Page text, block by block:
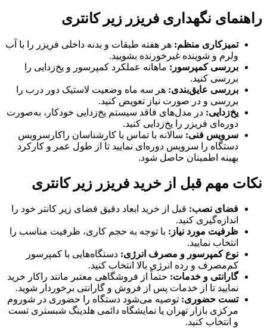
راهنمای نگهداری فریزر زیر کانتری
تمیزکاری منظم: هر هفته طبقات و بدنه داخلی فریزر را با آب
ولرم و شوینده غیرخورنده بشویید.
بررسی کمپرسور: ماهانه عملکرد کمپرسور و یخ‌زدایی را
بررسی کنید.
بررسی عایق‌بندی: هر سه ماه وضعیت لاستیک دور درب را
بررسی و در صورت نیاز تعویض کنید.
یخ‌زدایی: در مدل‌های فاقد سیستم یخ‌زدایی خودکار، به‌صورت
دوره‌ای فریزر را یخ‌زدایی کنید.
سرویس فنی: سالانه با تماس با کارشناسان راکارسرویس
دستگاه را سرویس دوره‌ای نمایید تا از طول عمر و کارکرد
بهینه اطمینان حاصل شود.
نکات مهم قبل از خرید فریزر زیر کانتری
فضای نصب: قبل از خرید ابعاد دقیق فضای زیر کانتر خود را
اندازه‌گیری کنید.
ظرفیت مورد نیاز: با توجه به حجم کاری، ظرفیت مناسب را
انتخاب نمایید.
نوع کمپرسور و مصرف انرژی: دستگاه‌هایی با کمپرسور
کم‌مصرف و رده انرژی بالا انتخاب کنید.
گارانتی و خدمات: حتماً از فروشگاهی معتبر مانند راکار خرید
نمایید تا از خدمات پس از فروش و گارانتی برخوردار شوید.
تست حضوری: توصیه می‌شود دستگاه را حضوری در شوروم
مرکزی بازار تهران یا نمایشگاه دائمی هلدینگ شبستری تست
و انتخاب کنید.